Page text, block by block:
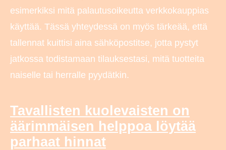
esimerkiksi mitä palautusoikeutta verkkokauppias
käyttää. Tässä yhteydessä on myös tärkeää, että
tallennat kuittisi aina sähköpostitse, jotta pystyt
jatkossa todistamaan tilauksestasi, mitä tuotteita
naiselle tai herralle pyydätkin.
Tavallisten kuolevaisten on
äärimmäisen helppoa löytää
parhaat hinnat